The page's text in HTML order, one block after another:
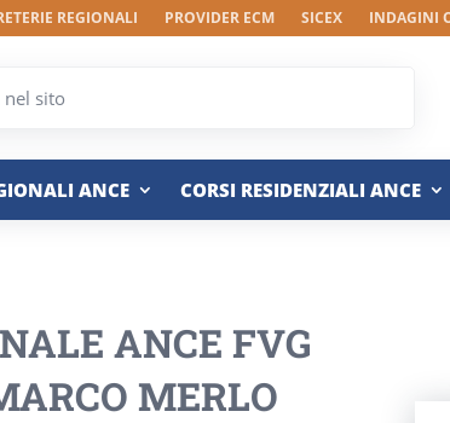
REGIONALI PROVIDER ECM SICEX INDAGINI
ANCE CORSI RESIDENZIALI ANCE
ANCE FVG
MERLO